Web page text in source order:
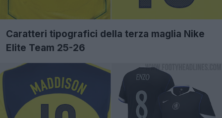
Caratteri tipografici della terza maglia Nike
Elite Team 25-26